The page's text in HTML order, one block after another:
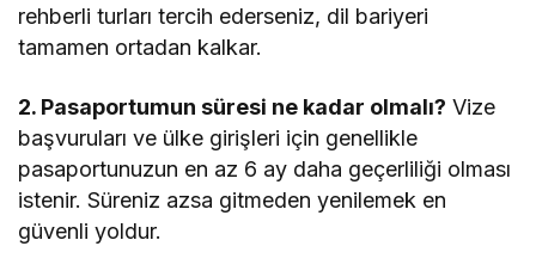
rehberli turları tercih ederseniz, dil bariyeri
tamamen ortadan kalkar.
2. Pasaportumun süresi ne kadar olmalı? Vize
başvuruları ve ülke girişleri için genellikle
pasaportunuzun en az 6 ay daha geçerliliği olması
istenir. Süreniz azsa gitmeden yenilemek en
güvenli yoldur.